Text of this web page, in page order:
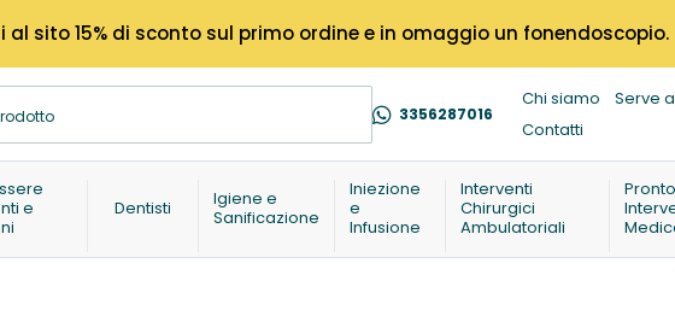
al sito 15% di sconto sul primo ordine e in omaggio un fonendoscopio.
3356287016
Chi siamo
Serve
Contatti
e
Dentisti
Igiene e
Sanificazione
Iniezione
e
Infusione
Interventi
Chirurgici
Ambulatoriali
Pronto